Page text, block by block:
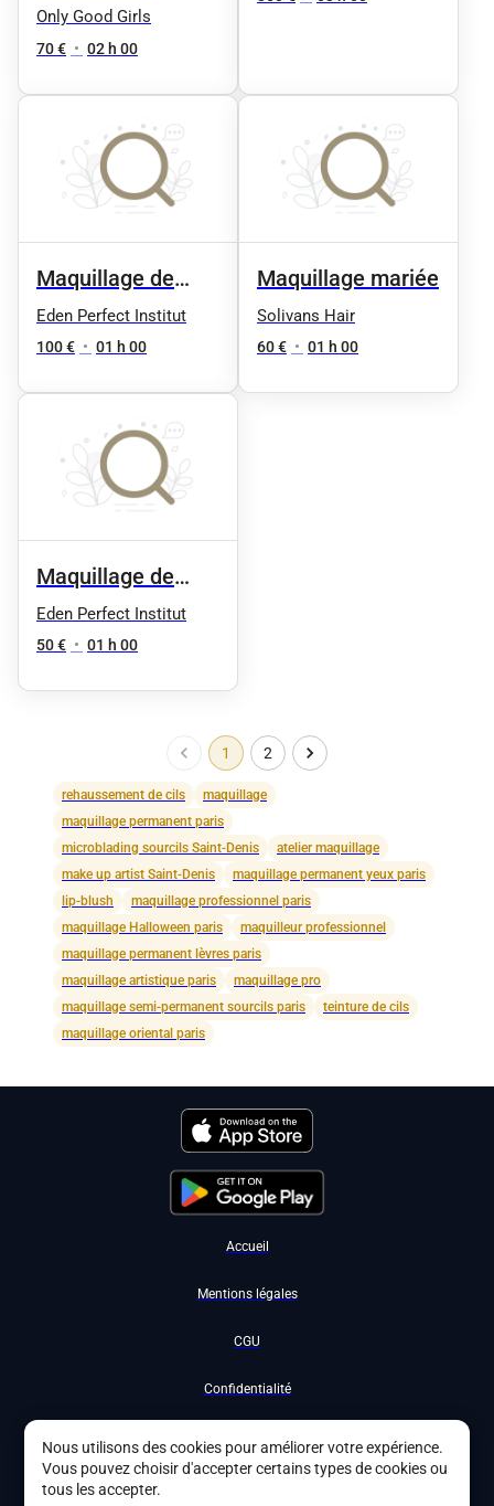
Only Good Girls
70 € • 02 h 00
Maquillage de
mariée simple
Eden Perfect Institut
100 € • 01 h 00
Maquillage mariée
Solivans Hair
60 € • 01 h 00
Maquillage de
mariée (essai )
Eden Perfect Institut
50 € • 01 h 00
1 2
rehaussement de cils
maquillage
maquillage permanent paris
microblading sourcils Saint-Denis
atelier maquillage
make up artist Saint-Denis
maquillage permanent yeux paris
lip-blush
maquillage professionnel paris
maquillage Halloween paris
maquilleur professionnel
maquillage permanent lèvres paris
maquillage artistique paris
maquillage pro
maquillage semi-permanent sourcils paris
teinture de cils
maquillage oriental paris
Accueil
Mentions légales
CGU
Confidentialité
Nous utilisons des cookies pour améliorer votre expérience.
Vous pouvez choisir d'accepter certains types de cookies ou
tous les accepter.